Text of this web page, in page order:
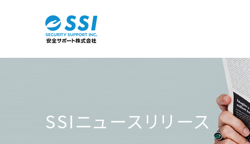
SSIニュースリリース